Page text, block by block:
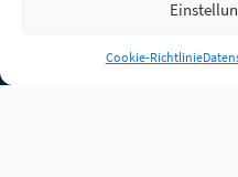
Cookie-Richtlinie
Anmelden
Jobs Partner